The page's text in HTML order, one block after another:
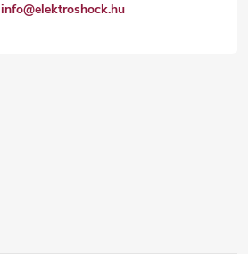
info@elektroshock.hu